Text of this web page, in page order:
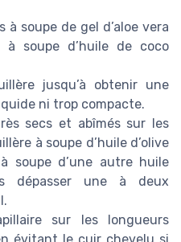
à soupe de gel d’aloe vera
soupe d’huile de coco
jusqu’à obtenir une
ni trop compacte.
secs et abîmés sur les
à soupe d’huile d’olive
soupe d’une autre huile
dépasser une à deux
sur les longueurs